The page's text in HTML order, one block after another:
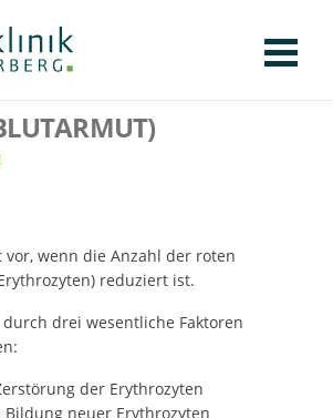
vor, wenn die Anzahl der roten
reduziert ist.
drei wesentliche Faktoren
der Erythrozyten
Bildung neuer Erythrozyten